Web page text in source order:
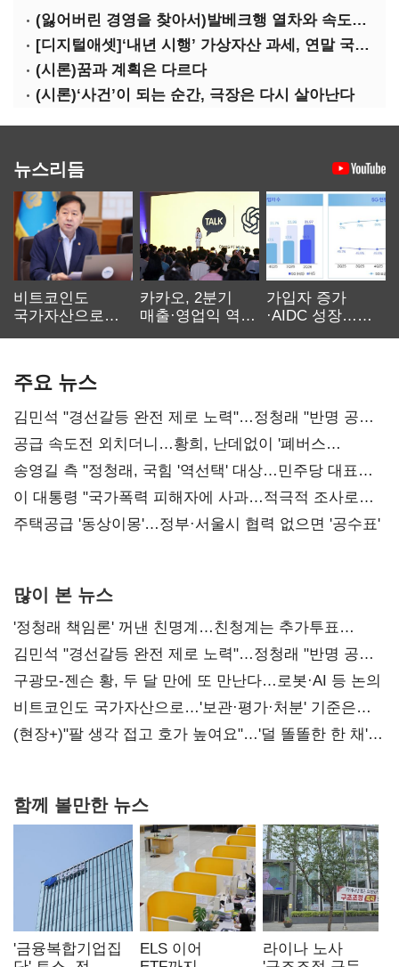
(잃어버린 경영을 찾아서)발베크행 열차와 속도의 환상: 디지털 전환과 물류 혁신의 포용적 노동 전략
[디지털애셋]‘내년 시행’ 가상자산 과세, 연말 국회 문턱 넘을까
(시론)꿈과 계획은 다르다
(시론)‘사건’이 되는 순간, 극장은 다시 살아난다
뉴스리듬
비트코인도
국가자산으로…'
카카오, 2분기
매출·영업익 역대
가입자 증가
·AIDC 성장…
주요 뉴스
김민석 "경선갈등 완전 제로 노력"…정청래 "반명 공세
사과부터"
공급 속도전 외치더니…황희, 난데없이 '폐버스
리모델링' 제안
송영길 측 "정청래, 국힘 '역선택' 대상…민주당 대표로
총선 지휘 못해"
이 대통령 "국가폭력 피해자에 사과…적극적 조사로
진실 밝혀야"
주택공급 '동상이몽'…정부·서울시 협력 없으면 '공수표'
많이 본 뉴스
'정청래 책임론' 꺼낸 친명계…친청계는 추가투표
때리기
김민석 "경선갈등 완전 제로 노력"…정청래 "반명 공세
사과부터"
구광모-젠슨 황, 두 달 만에 또 만난다…로봇·AI 등 논의
비트코인도 국가자산으로…'보관·평가·처분' 기준은
숙제
(현장+)"팔 생각 접고 호가 높여요"…'덜 똘똘한 한 채'
함께 볼만한 뉴스
'금융복합기업집
ELS 이어
라이나 노사